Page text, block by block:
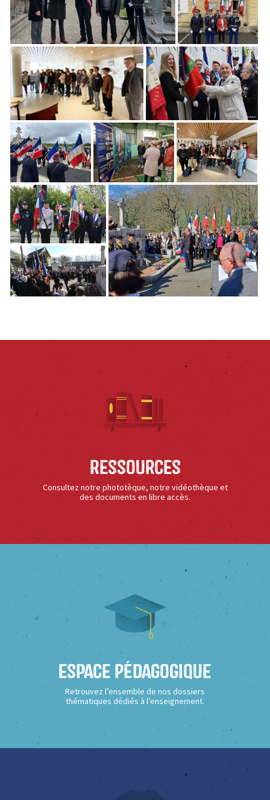
Ressources
Consultez notre phototèque, notre vidéothèque et
des documents en libre accès.
Espace Pédagogique
Retrouvez l’ensemble de nos dossiers
thématiques dédiés à l’enseignement.